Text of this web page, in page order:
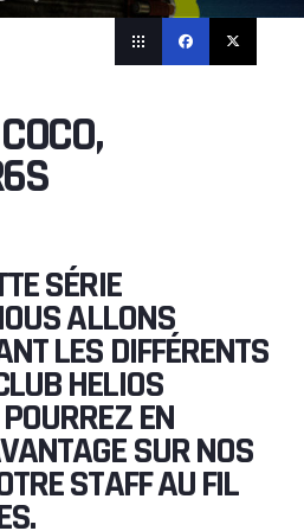
SÉRIE
ALLONS
LES DIFFÉRENTS
HELIOS
EN
SUR NOS
STAFF AU FIL